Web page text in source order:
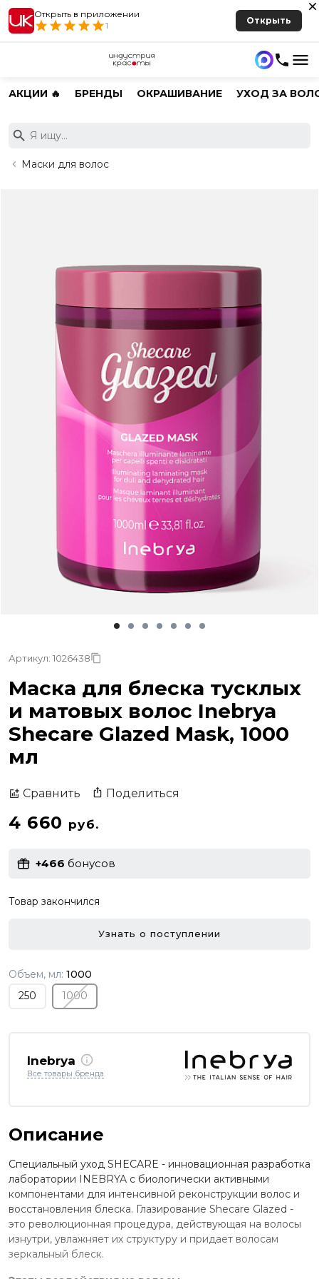
Открыть в приложении
1
Открыть
АКЦИИ 🔥 БРЕНДЫ ОКРАШИВАНИЕ УХОД ЗА
Маски для волос
Артикул: 1026438
Маска для блеска тусклых
и матовых волос Inebrya
Shecare Glazed Mask, 1000
мл
Сравнить Поделиться
4 660 руб.
+466 бонусов
Товар закончился
Узнать о поступлении
Объем, мл: 1000
250
1000
Inebrya
Все товары бренда
Описание
Специальный уход SHECARE - инновационная разработка
лаборатории INEBRYA с биологически активными
компонентами для интенсивной реконструкции волос и
восстановления блеска. Глазирование Shecare Glazed -
это революционная процедура, действующая на волосы
изнутри, увлажняет их структуру и придает волосам
зеркальный блеск.